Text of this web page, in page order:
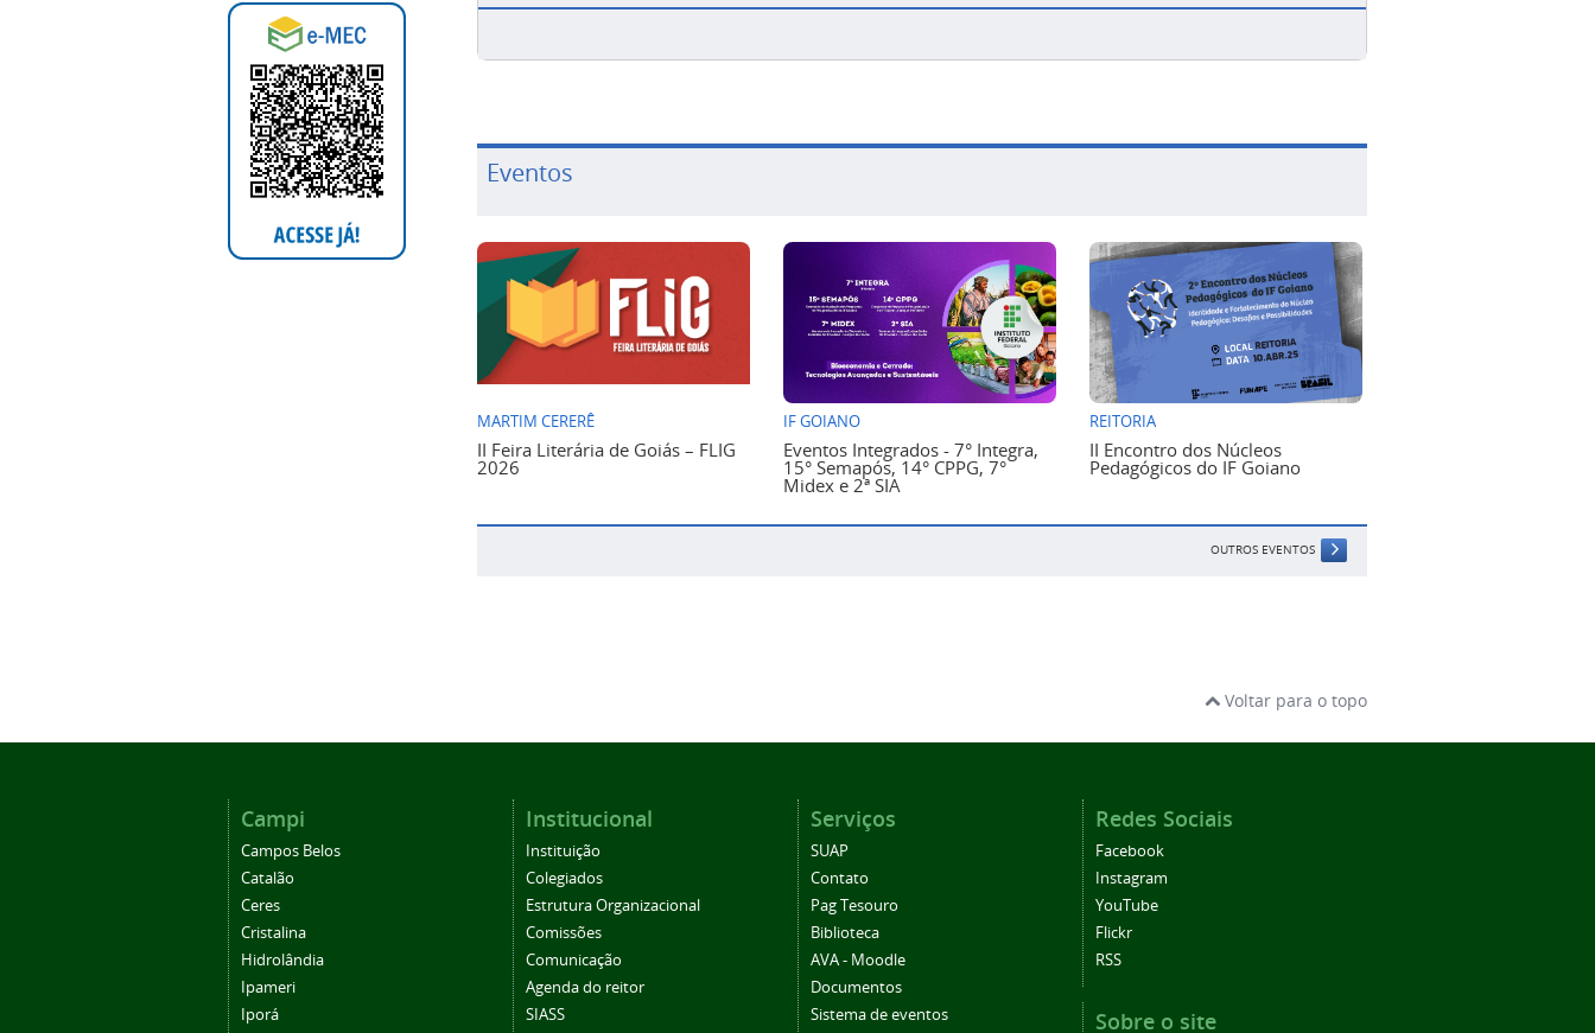
Eventos
MARTIM CERERÊ
II Feira Literária de Goiás – FLIG
2026
IF GOIANO
Eventos Integrados - 7° Integra,
15° Semapós, 14° CPPG, 7°
Midex e 2ª SIA
REITORIA
II Encontro dos Núcleos
Pedagógicos do IF Goiano
OUTROS EVENTOS
Voltar para o topo
Campi
Campos Belos
Catalão
Ceres
Cristalina
Hidrolândia
Ipameri
Iporá
Institucional
Instituição
Colegiados
Estrutura Organizacional
Comissões
Comunicação
Agenda do reitor
SIASS
Serviços
SUAP
Contato
Pag Tesouro
Biblioteca
AVA - Moodle
Documentos
Sistema de eventos
Redes Sociais
Facebook
Instagram
YouTube
Flickr
RSS
Sobre o site